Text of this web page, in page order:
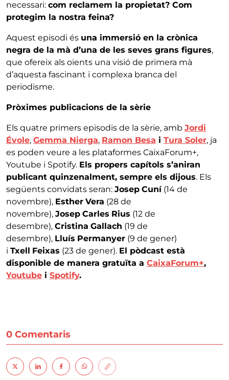
necessari: com reclamem la propietat? Com
protegim la nostra feina?
Aquest episodi és una immersió en la crònica
negra de la mà d’una de les seves grans figures,
que ofereix als oients una visió de primera mà
d’aquesta fascinant i complexa branca del
periodisme.
Pròximes publicacions de la sèrie
Els quatre primers episodis de la sèrie, amb Jordi
Évole, Gemma Nierga, Ramon Besa i Tura Soler, ja
es poden veure a les plataformes CaixaForum+,
Youtube i Spotify. Els propers capítols s’aniran
publicant quinzenalment, sempre els dijous. Els
següents convidats seran: Josep Cuní(14 de
novembre), Esther Vera (28 de
novembre), Josep Carles Rius (12 de
desembre), Cristina Gallach (19 de
desembre), Lluís Permanyer (9 de gener)
i Txell Feixas (23 de gener). El pòdcast està
disponible de manera gratuïta a CaixaForum+,
Youtube i Spotify.
0 Comentaris